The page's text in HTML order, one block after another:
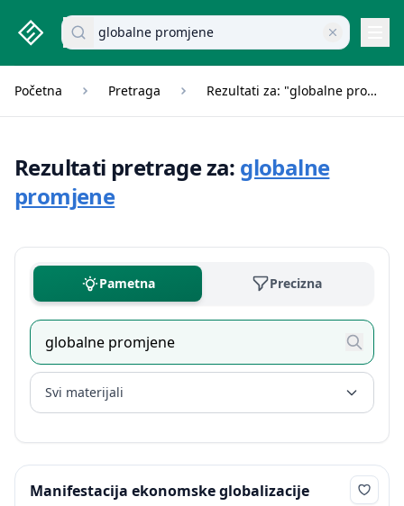
studenti.rs home page
Pretraži dokumente
Početna Pretraga Rezultati za: "globalne promjene"
Rezultati pretrage za: globalne
promjene
Pametna Precizna
Svi materijali
Manifestacija ekonomske globalizacije